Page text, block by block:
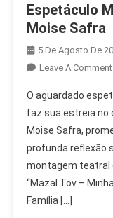
Espetáculo
Moise Safra
5 De Agosto De
Leave A Comment
O aguardado
faz sua estreia no
Moise Safra,
profunda reflexão
montagem teatral
“Mazal Tov –
Família […]